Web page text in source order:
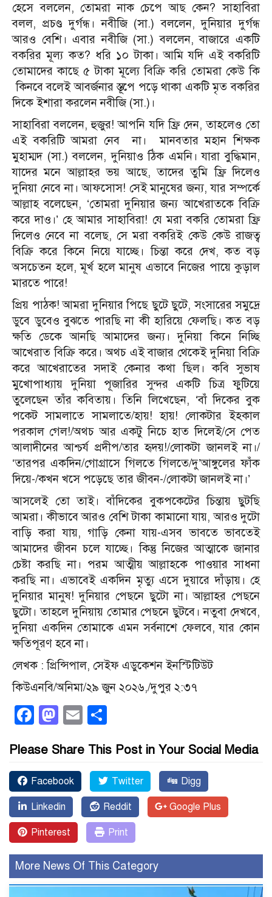
হেসে বললেন, তোমরা নাক চেপে আছ কেন? সাহাবিরা
বলল, প্রচণ্ড দুর্গন্ধ। নবীজি (সা.) বললেন, দুনিয়ার দুর্গন্ধ
আরও বেশি। এবার নবীজি (সা.) বললেন, বাজারে একটি
বকরির মূল্য কত? ধরি ১০ টাকা। আমি যদি এই বকরিটি
তোমাদের কাছে ৫ টাকা মূল্যে বিক্রি করি তোমরা কেউ কি
কিনবে বলেই আবর্জনার স্তূপে পড়ে থাকা একটি মৃত বকরির
দিকে ইশারা করলেন নবীজি (সা.)।
সাহাবিরা বললেন, হুজুর! আপনি যদি ফ্রি দেন, তাহলেও তো
এই বকরিটি আমরা নেব না। মানবতার মহান শিক্ষক
মুহাম্মদ (সা.) বললেন, দুনিয়াও ঠিক এমনি। যারা বুদ্ধিমান,
যাদের মনে আল্লাহর ভয় আছে, তাদের তুমি ফ্রি দিলেও
দুনিয়া নেবে না। আফসোস! সেই মানুষের জন্য, যার সম্পর্কে
আল্লাহ বলেছেন, ‘তোমরা দুনিয়ার জন্য আখেরাতকে বিক্রি
করে দাও।’ হে আমার সাহাবিরা! যে মরা বকরি তোমরা ফ্রি
দিলেও নেবে না বলেছ, সে মরা বকরিই কেউ কেউ রাজত্ব
বিক্রি করে কিনে নিয়ে যাচ্ছে। চিন্তা করে দেখ, কত বড়
অসচেতন হলে, মূর্খ হলে মানুষ এভাবে নিজের পায়ে কুড়াল
মারতে পারে!
প্রিয় পাঠক! আমরা দুনিয়ার পিছে ছুটে ছুটে, সংসারের সমুদ্রে
ডুবে ডুবেও বুঝতে পারছি না কী হারিয়ে ফেলছি। কত বড়
ক্ষতি ডেকে আনছি আমাদের জন্য। দুনিয়া কিনে নিচ্ছি
আখেরাত বিক্রি করে। অথচ এই বাজার থেকেই দুনিয়া বিক্রি
করে আখেরাতের সদাই কেনার কথা ছিল। কবি সুভাষ
মুখোপাধ্যায় দুনিয়া পূজারির সুন্দর একটি চিত্র ফুটিয়ে
তুলেছেন তাঁর কবিতায়। তিনি লিখেছেন, ‘বাঁ দিকের বুক
পকেট সামলাতে সামলাতে/হায়! হায়! লোকটার ইহকাল
পরকাল গেল!/অথচ আর একটু নিচে হাত দিলেই/সে পেত
আলাদীনের আশ্চর্য প্রদীপ/তার হৃদয়!/লোকটা জানলই না।/
‘তারপর একদিন/গোগ্রাসে গিলতে গিলতে/দু’আঙ্গুলের ফাঁক
দিয়ে-/কখন খসে পড়েছে তার জীবন-/লোকটা জানলই না।’
আসলেই তো তাই। বাঁদিকের বুকপকেটের চিন্তায় ছুটছি
আমরা। কীভাবে আরও বেশি টাকা কামানো যায়, আরও দুটো
বাড়ি করা যায়, গাড়ি কেনা যায়-এসব ভাবতে ভাবতেই
আমাদের জীবন চলে যাচ্ছে। কিন্তু নিজের আত্মাকে জানার
চেষ্টা করছি না। পরম আত্মীয় আল্লাহকে পাওয়ার সাধনা
করছি না। এভাবেই একদিন মৃত্যু এসে দুয়ারে দাঁড়ায়। হে
দুনিয়ার মানুষ! দুনিয়ার পেছনে ছুটো না। আল্লাহর পেছনে
ছুটো। তাহলে দুনিয়ায় তোমার পেছনে ছুটবে। নতুবা দেখবে,
দুনিয়া একদিন তোমাকে এমন সর্বনাশে ফেলবে, যার কোন
ক্ষতিপূরণ হবে না।
লেখক : প্রিন্সিপাল, সেইফ এডুকেশন ইনস্টিটিউট
কিউএনবি/অনিমা/২৯ জুন ২০২৬,/দুপুর ২:৩৭
Facebook
Mastodon
Email
Please Share This Post in Your Social Media
Facebook Twitter Digg
Linkedin Reddit Google Plus
Pinterest Print
More News Of This Category